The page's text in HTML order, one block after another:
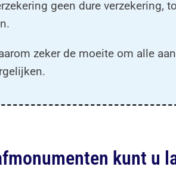
geen dure verzekering,
zeker de moeite om alle
kunt u